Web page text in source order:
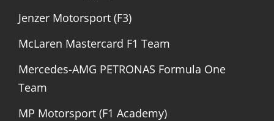
Jenzer Motorsport (F3)
McLaren Mastercard F1 Team
Mercedes-AMG PETRONAS Formula One
Team
MP Motorsport (F1 Academy)